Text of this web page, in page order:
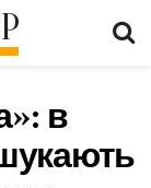
в